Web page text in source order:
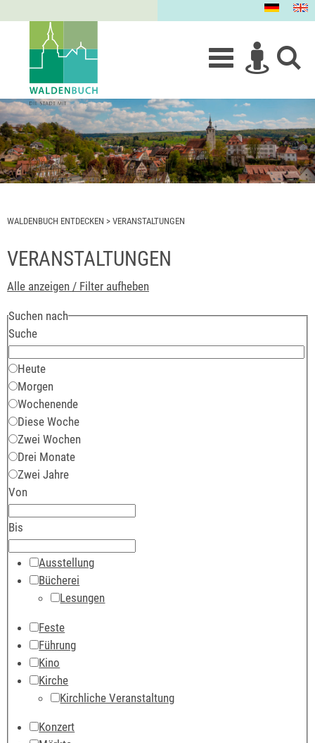
WALDENBUCH ENTDECKEN > VERANSTALTUNGEN
VERANSTALTUNGEN
Alle anzeigen / Filter aufheben
Suchen nach
Suche
Heute
Morgen
Wochenende
Diese Woche
Zwei Wochen
Drei Monate
Zwei Jahre
Von
Bis
Ausstellung
Bücherei
Lesungen
Feste
Führung
Kino
Kirche
Kirchliche Veranstaltung
Konzert